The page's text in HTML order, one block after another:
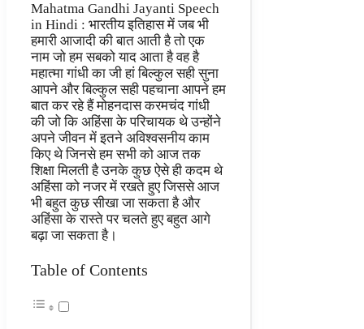
Mahatma Gandhi Jayanti Speech
in Hindi : भारतीय इतिहास में जब भी
हमारी आजादी की बात आती है तो एक
नाम जो हम सबको याद आता है वह है
महात्मा गांधी का जी हां बिल्कुल सही सुना
आपने और बिल्कुल सही पहचाना आपने हम
बात कर रहे हैं मोहनदास करमचंद गांधी
की जो कि अहिंसा के परिचायक थे उन्होंने
अपने जीवन में इतने अविश्वसनीय काम
किए थे जिनसे हम सभी को आज तक
शिक्षा मिलती है उनके कुछ ऐसे ही कदम थे
अहिंसा को नजर में रखते हुए जिससे आज
भी बहुत कुछ सीखा जा सकता है और
अहिंसा के रास्ते पर चलते हुए बहुत आगे
बढ़ा जा सकता है।
Table of Contents